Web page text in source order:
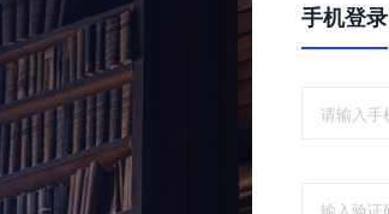
手机登录